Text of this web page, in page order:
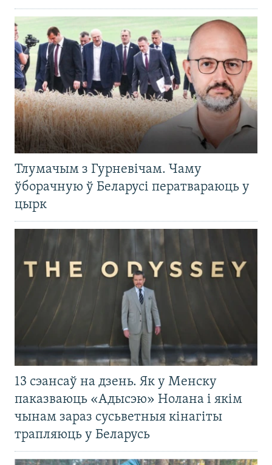
Тлумачым з Гурневічам. Чаму
ўборачную ў Беларусі ператвараюць у
цырк
13 сэансаў на дзень. Як у Менску
паказваюць «Адысэю» Нолана і якім
чынам зараз сусьветныя кінагіты
трапляюць у Беларусь